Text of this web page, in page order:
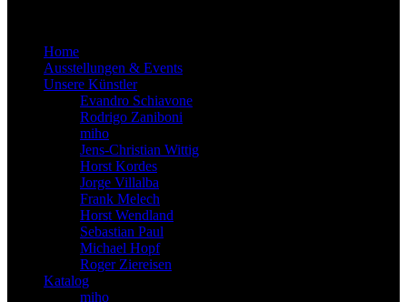
Home
Ausstellungen & Events
Unsere Künstler
Evandro Schiavone
Rodrigo Zaniboni
miho
Jens-Christian Wittig
Horst Kordes
Jorge Villalba
Frank Melech
Horst Wendland
Sebastian Paul
Michael Hopf
Roger Ziereisen
Katalog
miho